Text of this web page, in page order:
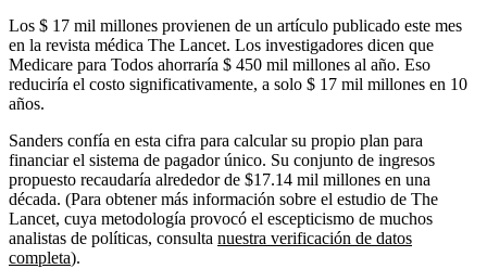
Los $ 17 mil millones provienen de un artículo publicado este mes
en la revista médica The Lancet. Los investigadores dicen que
Medicare para Todos ahorraría $ 450 mil millones al año. Eso
reduciría el costo significativamente, a solo $ 17 mil millones en 10
años.
Sanders confía en esta cifra para calcular su propio plan para
financiar el sistema de pagador único. Su conjunto de ingresos
propuesto recaudaría alrededor de $17.14 mil millones en una
década. (Para obtener más información sobre el estudio de The
Lancet, cuya metodología provocó el escepticismo de muchos
analistas de políticas, consulta nuestra verificación de datos
completa).